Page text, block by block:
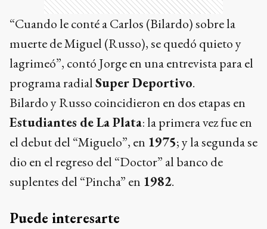
“Cuando le conté a Carlos (Bilardo) sobre la
muerte de Miguel (Russo), se quedó quieto y
lagrimeó”, contó Jorge en una entrevista para el
programa radialSuper Deportivo.
Bilardo y Russo coincidieron en dos etapas en
Estudiantes de La Plata: la primera vez fue en
el debut del “Miguelo”, en 1975; y la segunda se
dio en el regreso del “Doctor” al banco de
suplentes del “Pincha” en 1982.
Puede interesarte